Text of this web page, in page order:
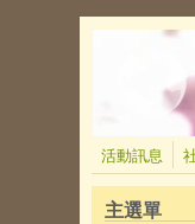
活動訊息
主選單